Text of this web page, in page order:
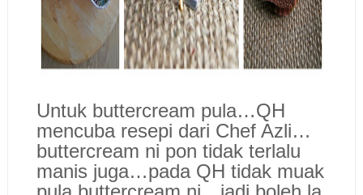
Untuk buttercream pula…QH
mencuba resepi dari Chef Azli…
buttercream ni pon tidak terlalu
manis juga…pada QH tidak muak